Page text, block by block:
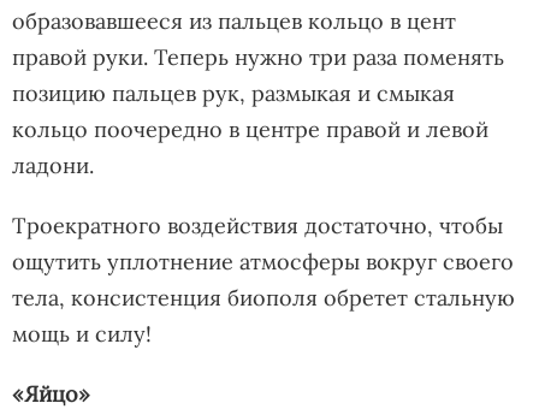
образовавшееся из пальцев кольцо в цент
правой руки. Теперь нужно три раза поменять
позицию пальцев рук, размыкая и смыкая
кольцо поочередно в центре правой и левой
ладони.
Троекратного воздействия достаточно, чтобы
ощутить уплотнение атмосферы вокруг своего
тела, консистенция биополя обретет стальную
мощь и силу!
«Яйцо»